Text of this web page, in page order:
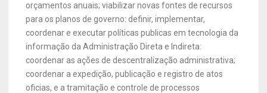
orçamentos anuais; viabilizar novas fontes de recursos
para os planos de governo: definir, implementar,
coordenar e executar políticas publicas em tecnologia da
informação da Administração Direta e Indireta:
coordenar as ações de descentralização administrativa;
coordenar a expedição, publicação e registro de atos
oficias, e a tramitação e controle de processos